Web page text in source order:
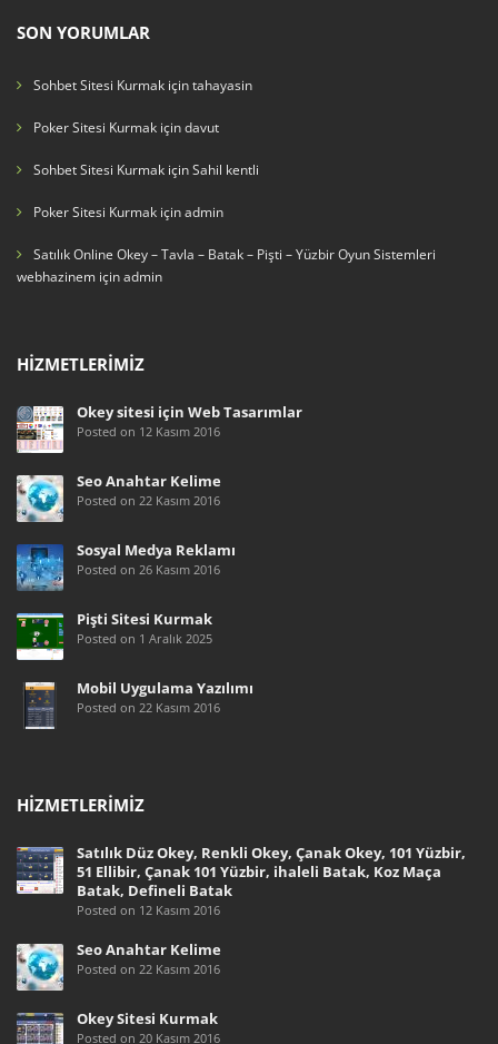
SON YORUMLAR
Sohbet Sitesi Kurmak içintahayasin
Poker Sitesi Kurmak içindavut
Sohbet Sitesi Kurmak içinSahil kentli
Poker Sitesi Kurmak içinadmin
Satılık Online Okey – Tavla – Batak – Pişti – Yüzbir Oyun Sistemleri
webhazinem içinadmin
HIZMETLERIMIZ
Okey sitesi için Web Tasarımlar
Posted on 12 Kasım 2016
Seo Anahtar Kelime
Posted on 22 Kasım 2016
Sosyal Medya Reklamı
Posted on 26 Kasım 2016
Pişti Sitesi Kurmak
Posted on 1 Aralık 2025
Mobil Uygulama Yazılımı
Posted on 22 Kasım 2016
HIZMETLERIMIZ
Satılık Düz Okey, Renkli Okey, Çanak Okey, 101 Yüzbir,
51 Ellibir, Çanak 101 Yüzbir, ihaleli Batak, Koz Maça
Batak, Defineli Batak
Posted on 12 Kasım 2016
Seo Anahtar Kelime
Posted on 22 Kasım 2016
Okey Sitesi Kurmak
Posted on 20 Kasım 2016